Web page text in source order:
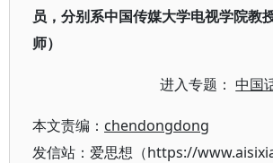
员，分别系中国传媒大学电视学院教
师）
进入专题：中国
本文责编： chendongdong
发信站：爱思想（https://